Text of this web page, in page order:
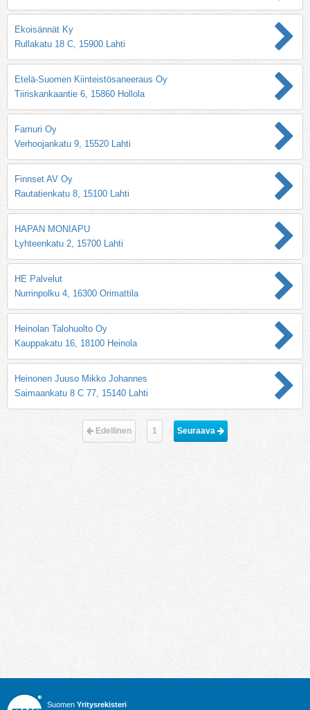
Ekoisännät Ky
Rullakatu 18 C, 15900 Lahti
Etelä-Suomen Kiinteistösaneeraus Oy
Tiiriskankaantie 6, 15860 Hollola
Famuri Oy
Verhoojankatu 9, 15520 Lahti
Finnset AV Oy
Rautatienkatu 8, 15100 Lahti
HAPAN MONIAPU
Lyhteenkatu 2, 15700 Lahti
HE Palvelut
Nurrinpolku 4, 16300 Orimattila
Heinolan Talohuolto Oy
Kauppakatu 16, 18100 Heinola
Heinonen Juuso Mikko Johannes
Saimaankatu 8 C 77, 15140 Lahti
Edellinen 1 Seuraava
Suomen Yritysrekisteri